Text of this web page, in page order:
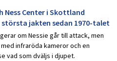
Ness Center i Skottland
jakten sedan 1970-talet
om Nessie går till attack, men
infraröda kameror och en
vad som dväljs i djupet.